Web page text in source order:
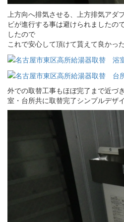
上方向へ排気させる、上方排気アダ
ビが進行する事は避けられましたの
したので
これで安心して頂けて貰えて良かっ
外での取替工事もほぼ完了まで近づ
室・台所共に取替完了シンプルデザ